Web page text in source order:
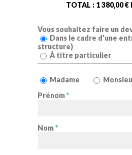
TOTAL : 1 380,00€
Vous souhaitez faire un
Dans le cadre d'une
structure)
À titre particulier
Madame
Prénom*
Nom*